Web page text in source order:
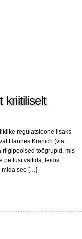
kriitiliselt
regulatsioone lisaks
Hannes Kranich (via
riigipoolsed töögrupid, mis
pettusi vältida, leidis
mida see […]